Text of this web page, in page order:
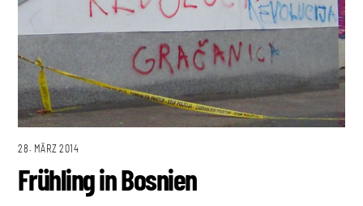
28. MÄRZ 2014
Frühling in Bosnien